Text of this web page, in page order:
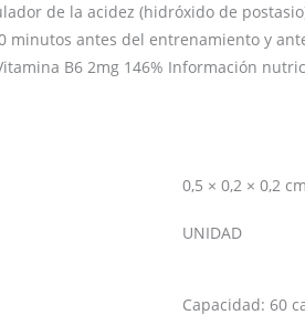
de la acidez (hidróxido de
antes del entrenamiento y
B6 2mg 146% Información
0,5 × 0,2 × 0,2 cm
UNIDAD
Capacidad: 60